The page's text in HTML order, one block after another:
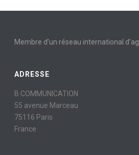
Membre d’un réseau international
ADRESSE
B COMMUNICATION
55 avenue Marceau
75116 Paris
France